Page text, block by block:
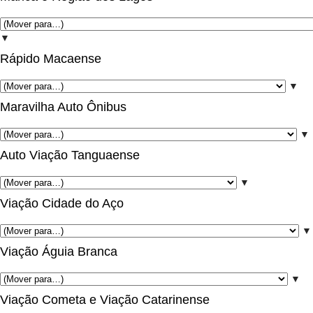
▼
Rápido Macaense
▼
Maravilha Auto Ônibus
▼
Auto Viação Tanguaense
▼
Viação Cidade do Aço
▼
Viação Águia Branca
▼
Viação Cometa e Viação Catarinense